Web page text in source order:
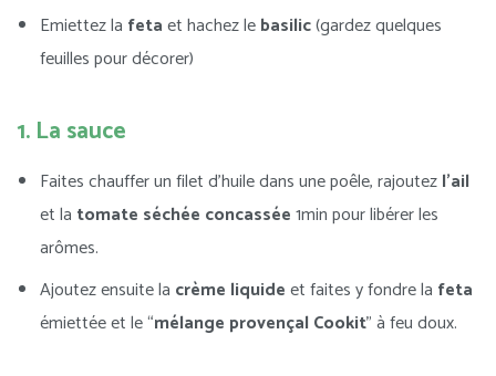
Emiettez la fetaet hachez lebasilic(gardez quelques
feuilles pour décorer)
1. La sauce
Faites chauffer un filet d’huile dans une poêle, rajoutezl’ail
et la tomate séchée concassée1min pour libérer les
arômes.
Ajoutez ensuite la crème liquideet faites y fondre la feta
émiettée et le “mélange provençal Cookit” à feu doux.